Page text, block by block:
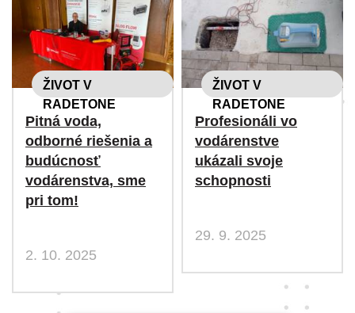
ŽIVOT V
RADETONE
Pitná voda,
odborné riešenia a
budúcnosť
vodárenstva, sme
pri tom!
2. 10. 2025
ŽIVOT V
RADETONE
Profesionáli vo
vodárenstve
ukázali svoje
schopnosti
29. 9. 2025